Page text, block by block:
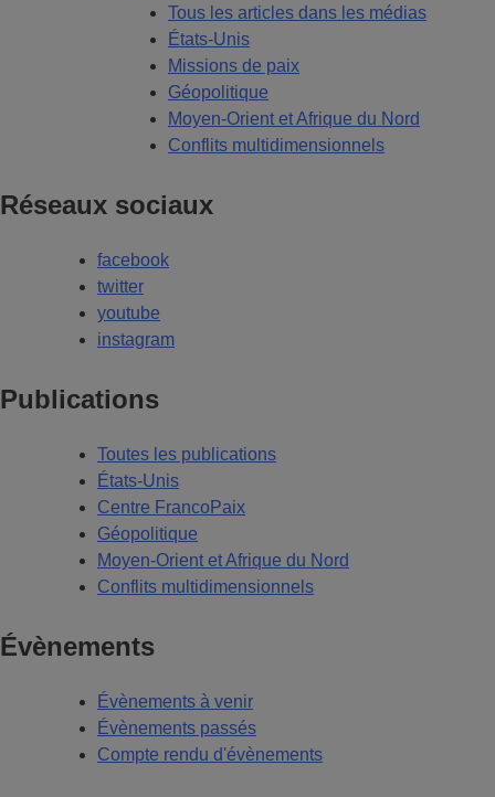
Tous les articles dans les médias
États-Unis
Missions de paix
Géopolitique
Moyen-Orient et Afrique du Nord
Conflits multidimensionnels
Réseaux sociaux
facebook
twitter
youtube
instagram
Publications
Toutes les publications
États-Unis
Centre FrancoPaix
Géopolitique
Moyen-Orient et Afrique du Nord
Conflits multidimensionnels
Évènements
Évènements à venir
Évènements passés
Compte rendu d'évènements